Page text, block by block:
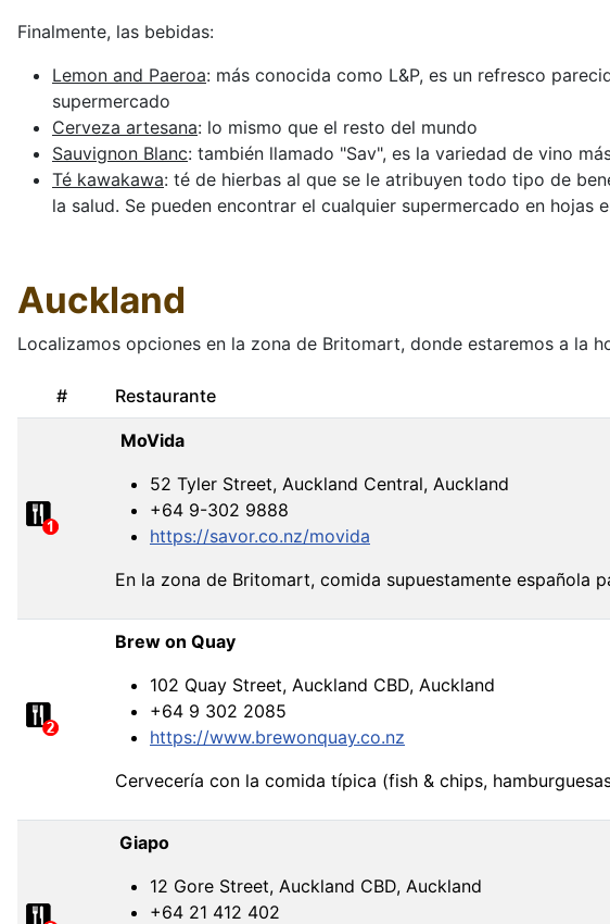
Finalmente, las bebidas:
Lemon and Paeroa: más conocida como L&P, es un refresco
supermercado
Cerveza artesana: lo mismo que el resto del mundo
Sauvignon Blanc: también llamado "Sav", es la variedad de vino
Té kawakawa: té de hierbas al que se le atribuyen todo tipo de
la salud. Se pueden encontrar el cualquier supermercado en
Auckland
Localizamos opciones en la zona de Britomart, donde estaremos a la
# Restaurante
MoVida
52 Tyler Street, Auckland Central, Auckland
+64 9-302 9888
https://savor.co.nz/movida
En la zona de Britomart, comida supuestamente española
Brew on Quay
102 Quay Street, Auckland CBD, Auckland
+64 9 302 2085
https://www.brewonquay.co.nz
Cervecería con la comida típica (fish & chips,
Giapo
12 Gore Street, Auckland CBD, Auckland
+64 21 412 402